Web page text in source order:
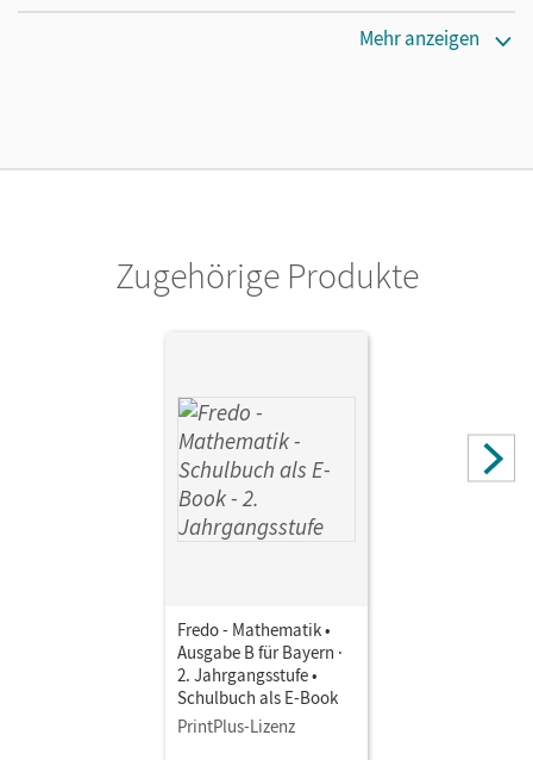
Verboom, Lilo; Franzen-Stephan, Nicole; Balins, Mechtilde;
Mehr anzeigen
Zugehörige Produkte
Fredo - Mathematik •
Ausgabe B für Bayern ·
2. Jahrgangsstufe •
Schulbuch als E-Book
PrintPlus-Lizenz